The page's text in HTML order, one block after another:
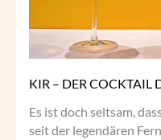
KIR – DER COCKTAIL
Es ist doch seltsam,
seit der legendären